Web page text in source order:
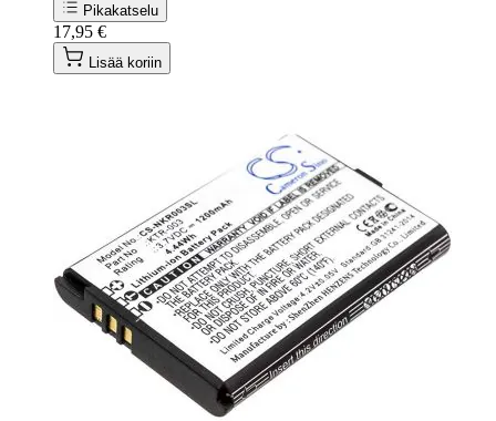
Pikakatselu
17,95 €
Lisää koriin